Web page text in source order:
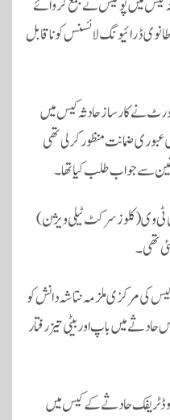
کیس میں پولیس نے جمع کروائے
ڈرائیونگ لائسنس کو ناقابل
نے کارساز حادثہ کیس میں
عبوری ضمانت منظور کرلی تھی
سے جواب طلب کیا تھا۔
ٹی وی (کلوز سرکٹ ٹیلی ویژن)
تھی۔
کی مرکزی ملزمہ نتاشہ دانش کو
حادثے میں باپ اور بیٹی تیز رفتار
ٹریفک حادثے کے کیس میں